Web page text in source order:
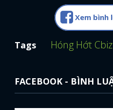
Xem bình
Tags Hóng Hớt Cbiz
FACEBOOK - BÌNH